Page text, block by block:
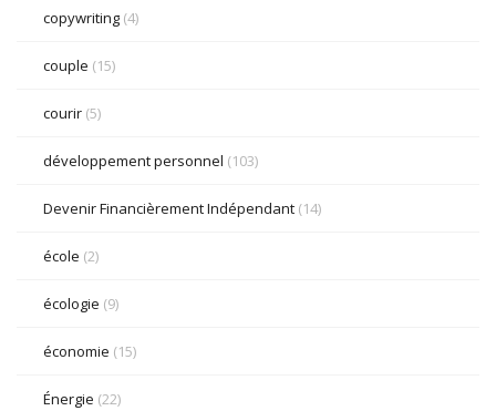
copywriting (4)
couple (15)
courir (5)
développement personnel (103)
Devenir Financièrement Indépendant (14)
école (2)
écologie (9)
économie (15)
Énergie (22)